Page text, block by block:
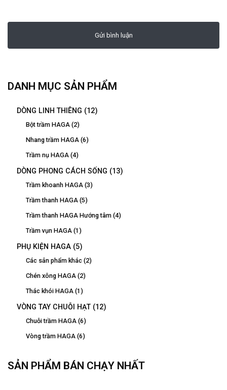
DANH MỤC SẢN PHẨM
DÒNG LINH THIÊNG (12)
Bột trầm HAGA (2)
Nhang trầm HAGA (6)
Trầm nụ HAGA (4)
DÒNG PHONG CÁCH SỐNG (13)
Trầm khoanh HAGA (3)
Trầm thanh HAGA (5)
Trầm thanh HAGA Hướng tâm (4)
Trầm vụn HAGA (1)
PHỤ KIỆN HAGA (5)
Các sản phẩm khác (2)
Chén xông HAGA (2)
Thác khói HAGA (1)
VÒNG TAY CHUỖI HẠT (12)
Chuỗi trầm HAGA (6)
Vòng trầm HAGA (6)
SẢN PHẨM BÁN CHẠY NHẤT